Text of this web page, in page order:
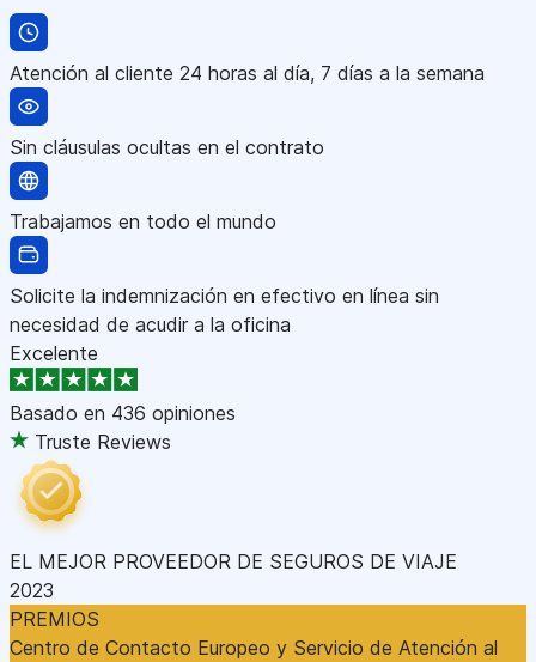
Atención al cliente 24 horas al día, 7 días a la semana
Sin cláusulas ocultas en el contrato
Trabajamos en todo el mundo
Solicite la indemnización en efectivo en línea sin
necesidad de acudir a la oficina
Excelente
Basado en 436 opiniones
Truste Reviews
EL MEJOR PROVEEDOR DE SEGUROS DE VIAJE
2023
PREMIOS
Centro de Contacto Europeo y Servicio de Atención al